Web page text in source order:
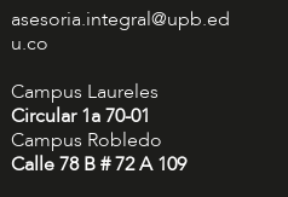
asesoria.integral@upb.ed
u.co
Campus Laureles
Circular 1a 70-01
Campus Robledo
Calle 78 B # 72 A 109